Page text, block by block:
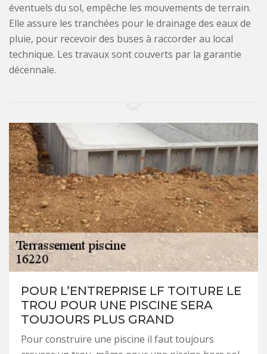
éventuels du sol, empêche les mouvements de terrain.
Elle assure les tranchées pour le drainage des eaux de
pluie, pour recevoir des buses à raccorder au local
technique. Les travaux sont couverts par la garantie
décennale.
POUR L’ENTREPRISE LF TOITURE LE
TROU POUR UNE PISCINE SERA
TOUJOURS PLUS GRAND
Pour construire une piscine il faut toujours